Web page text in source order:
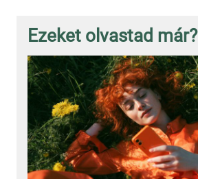
Ezeket olvastad már?